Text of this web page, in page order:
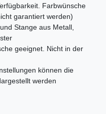
Farbwünsche
garantiert werden)
Stange aus Metall,
geeignet. Nicht in der
können die
werden